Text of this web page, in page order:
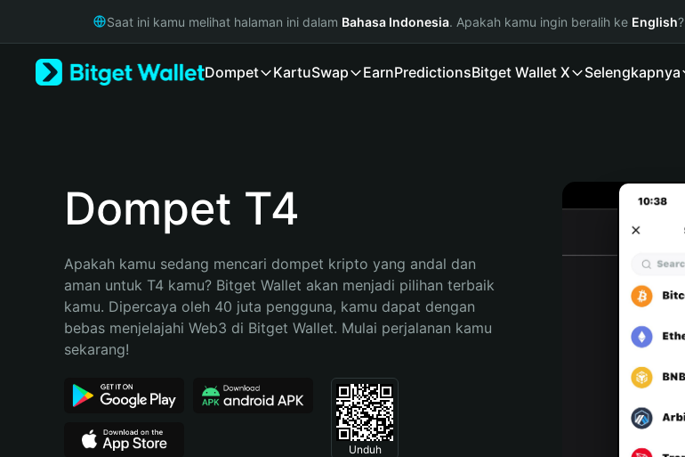
Русский
Bahasa Indonesia
Español (Argentina)
Saat ini kamu melihat halaman ini dalam Bahasa Indonesia. Apakah kamu ingin beralih ke English?
Dompet KartuSwap EarnPredictionsBitget Wallet X Selengkapnya
Dompet T4
Apakah kamu sedang mencari dompet kripto yang andal dan
aman untuk T4 kamu? Bitget Wallet akan menjadi pilihan terbaik
kamu. Dipercaya oleh 40 juta pengguna, kamu dapat dengan
bebas menjelajahi Web3 di Bitget Wallet. Mulai perjalanan kamu
sekarang!
Unduh